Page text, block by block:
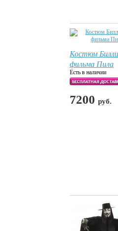
Костюм
фильма Пила
Есть в наличии
7200 руб.